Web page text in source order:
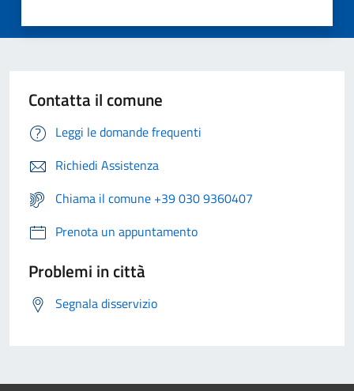
Contatta il comune
Leggi le domande frequenti
Richiedi Assistenza
Chiama il comune +39 030 9360407
Prenota un appuntamento
Problemi in città
Segnala disservizio